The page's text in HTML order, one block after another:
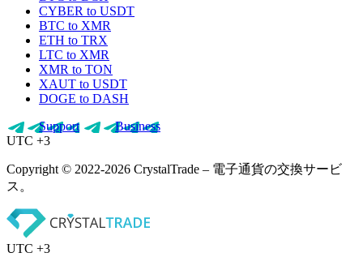
CYBER to USDT
BTC to XMR
ETH to TRX
LTC to XMR
XMR to TON
XAUT to USDT
DOGE to DASH
Support
Business
UTC +3
Copyright © 2022-2026 CrystalTrade – 電子通貨の交換サービ
ス。
UTC +3